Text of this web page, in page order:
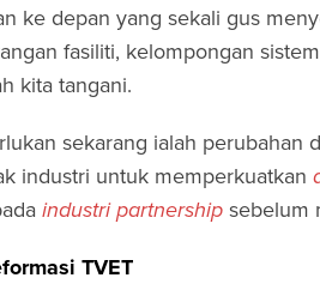
ke depan yang sekali gus
fasiliti, kelompongan
kita tangani.
sekarang ialah perubahan
industri untuk memperkuatkan
industri partnership sebelum
TVET